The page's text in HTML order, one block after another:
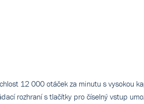
12 000 otáček za minutu s vysokou
rozhraní s tlačítky pro číselný vstup